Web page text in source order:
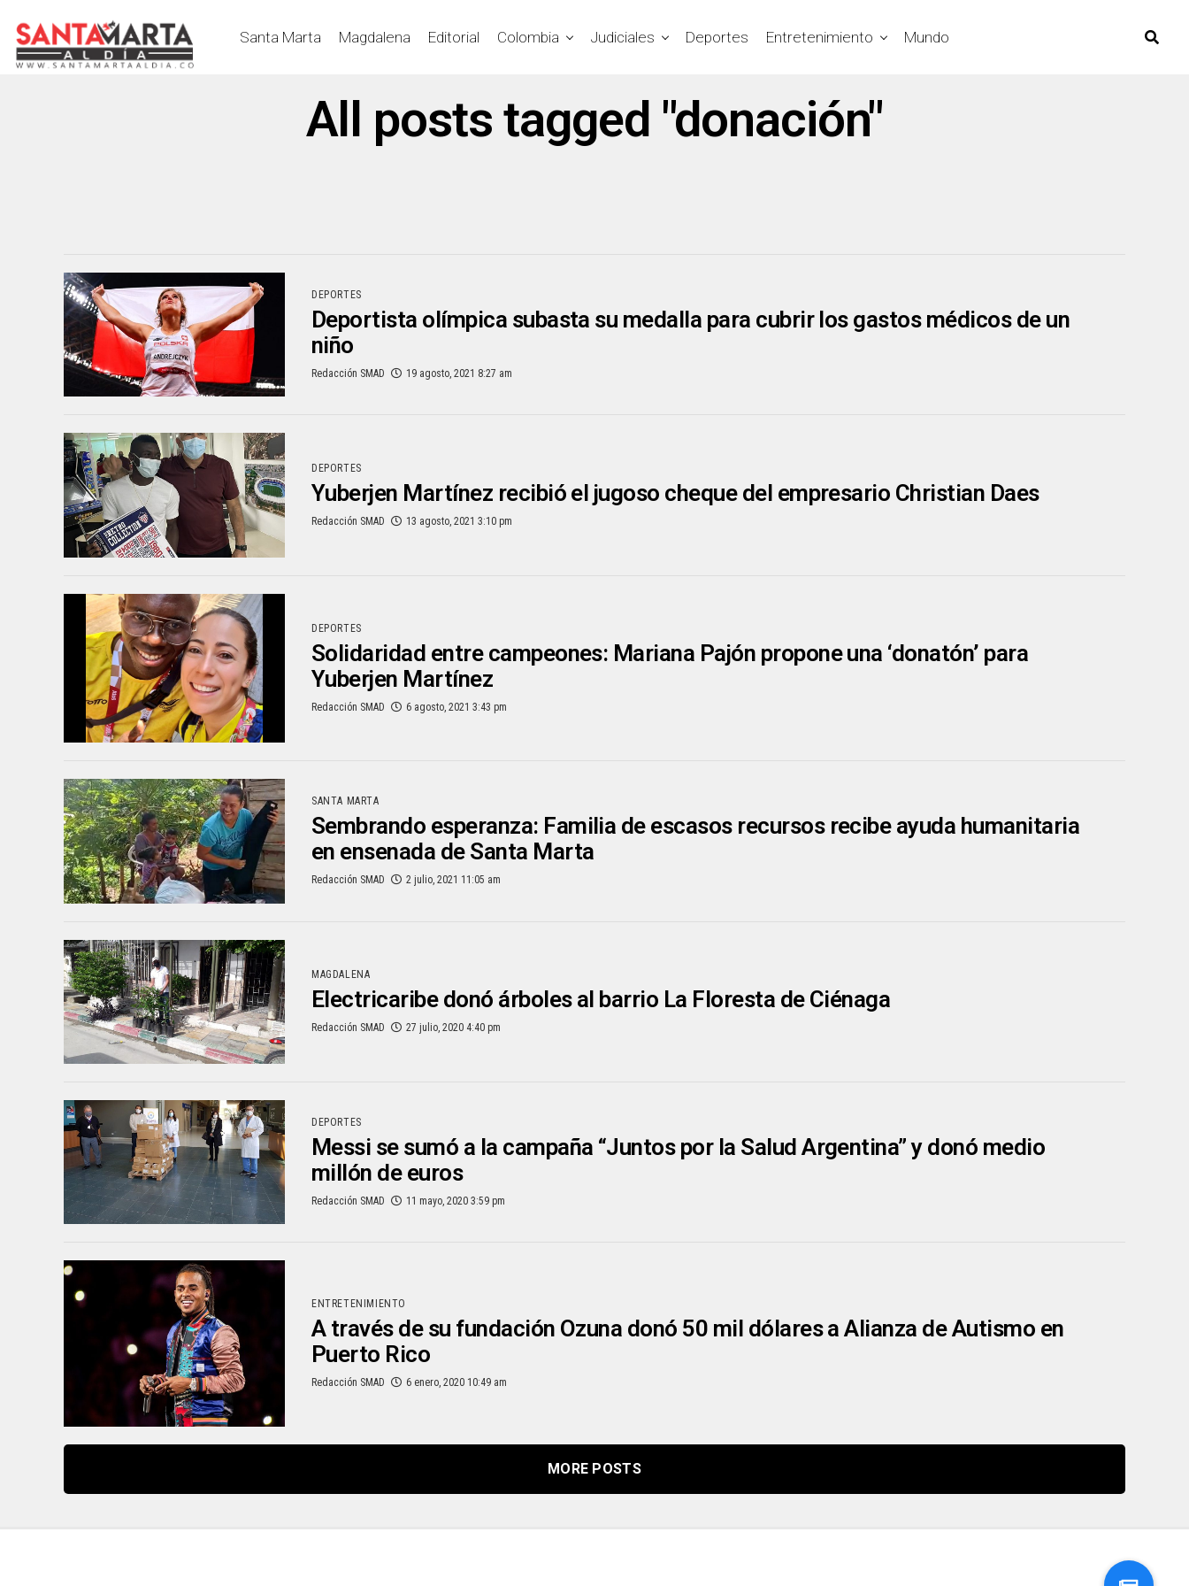
Santa Marta Magdalena Editorial Colombia Judiciales Deportes Entretenimiento Mundo
All posts tagged "donación"
DEPORTES
Deportista olímpica subasta su medalla para cubrir los gastos médicos de un
niño
Redacción SMAD 19 agosto, 2021 8:27 am
DEPORTES
Yuberjen Martínez recibió el jugoso cheque del empresario Christian Daes
Redacción SMAD 13 agosto, 2021 3:10 pm
DEPORTES
Solidaridad entre campeones: Mariana Pajón propone una ‘donatón’ para
Yuberjen Martínez
Redacción SMAD 6 agosto, 2021 3:43 pm
SANTA MARTA
Sembrando esperanza: Familia de escasos recursos recibe ayuda humanitaria
en ensenada de Santa Marta
Redacción SMAD 2 julio, 2021 11:05 am
MAGDALENA
Electricaribe donó árboles al barrio La Floresta de Ciénaga
Redacción SMAD 27 julio, 2020 4:40 pm
DEPORTES
Messi se sumó a la campaña “Juntos por la Salud Argentina” y donó medio
millón de euros
Redacción SMAD 11 mayo, 2020 3:59 pm
ENTRETENIMIENTO
A través de su fundación Ozuna donó 50 mil dólares a Alianza de Autismo en
Puerto Rico
Redacción SMAD 6 enero, 2020 10:49 am
MORE POSTS